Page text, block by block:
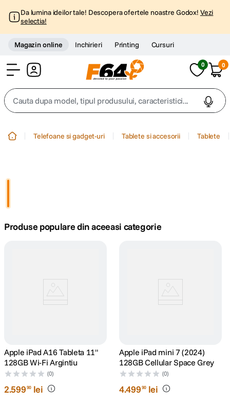
Da lumina ideilor tale! Descopera ofertele noastre Godox! Vezi
selectia!
Magazin online Inchirieri Printing Cursuri
0 0
Cauta dupa model, tipul produsului, caracteristici...
4. peak design
9. dji mic mini
10 . dji osmo
Telefoane si gadget-uri Tablete si accesorii Tablete
Produse populare din aceeasi categorie
Apple iPad A16 Tableta 11"
128GB Wi-Fi Argintiu
(0)
2.59990 lei
Apple iPad mini 7 (2024)
128GB Cellular Space Grey
(0)
4.49990 lei